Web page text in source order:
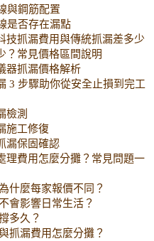
與鋼筋配置
是否存在漏點
技抓漏費用與傳統抓漏差多少
？常見價格區間說明
器抓漏價格解析
3 步驟助你從安全止損到完工
檢測
施工修復
漏保固確認
理費用怎麼分攤？常見問題一
什麼每家報價不同？
會影響日常生活？
多久？
抓漏費用怎麼分攤？